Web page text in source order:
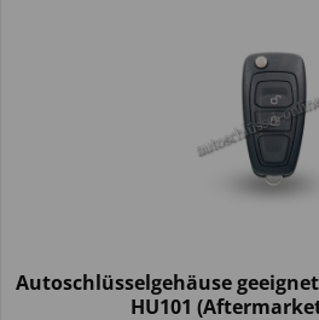
Autoschlüsselgehäuse
HU101